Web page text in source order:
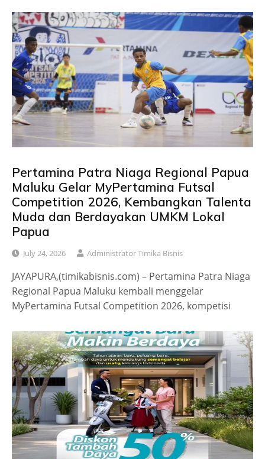
Pertamina Patra Niaga Regional Papua
Maluku Gelar MyPertamina Futsal
Competition 2026, Kembangkan Talenta
Muda dan Berdayakan UMKM Lokal
Papua
July 24, 2026 Administrator Timika Bisnis
JAYAPURA,(timikabisnis.com) – Pertamina Patra Niaga
Regional Papua Maluku kembali menggelar
MyPertamina Futsal Competition 2026, kompetisi